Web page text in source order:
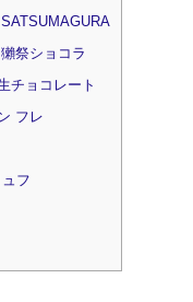
祭ショコラ
チョコレート
フレ
フ